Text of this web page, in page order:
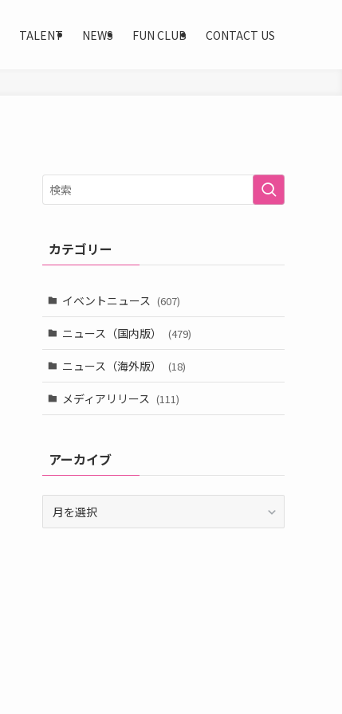
TALENT NEWS FUN CLUB CONTACT US
カテゴリー
イベントニュース (607)
ニュース（国内版） (479)
ニュース（海外版） (18)
メディアリリース (111)
アーカイブ